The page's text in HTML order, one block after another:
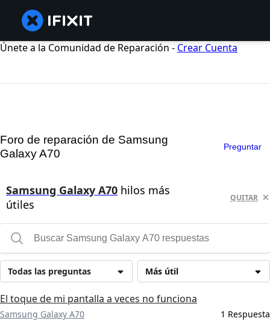
Únete a la Comunidad de Reparación - Crear Cuenta
Foro de reparación de Samsung
Galaxy A70
Preguntar
Samsung Galaxy A70 hilos más
útiles
QUITAR
Más útil
Todas las preguntas
El toque de mi pantalla a veces no funciona
Samsung Galaxy A70 1 Respuesta